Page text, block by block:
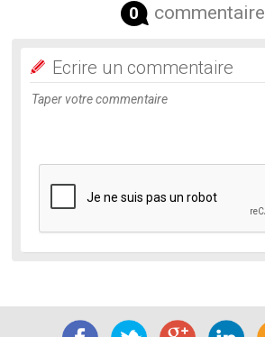
0 commentaire
Ecrire un commentaire